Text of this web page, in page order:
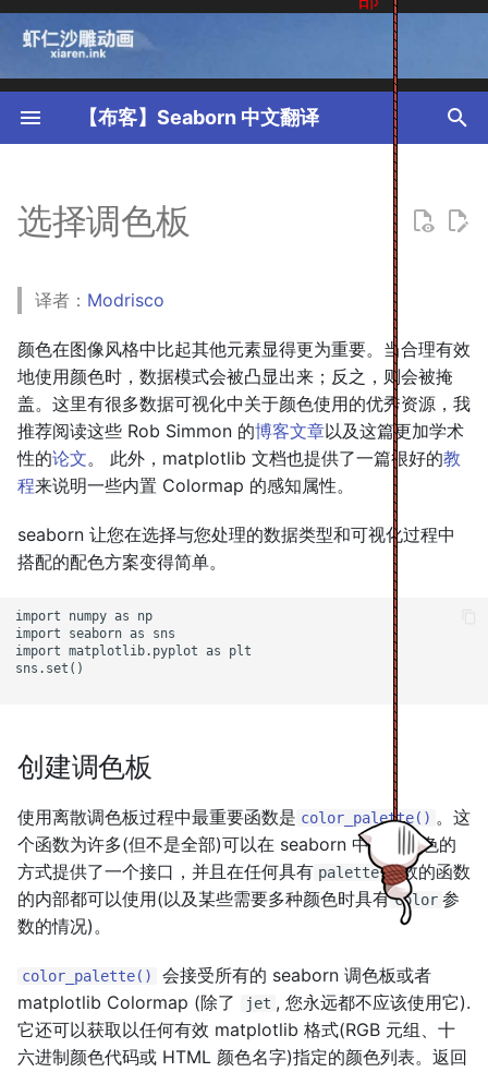
【布客】Seaborn 中文翻译
y
t
t
a
r
t
e
r
c
n
g
定性调色板
使用来自 xkcd color
survey 的颜色名字
顺序调色板
自定义调色板
发散调色板
自定义发散调色板
选择调色板
译者： Modrisco
颜色在图像风格中比起其他元素显得更为重要。当合理有效
地使用颜色时，数据模式会被凸显出来；反之，则会被掩
盖。这里有很多数据可视化中关于颜色使用的优秀资源，我
推荐阅读这些 Rob Simmon 的博客文章以及这篇更加学术
性的论文。 此外，matplotlib 文档也提供了一篇很好的教
程来说明一些内置 Colormap 的感知属性。
seaborn 让您在选择与您处理的数据类型和可视化过程中
搭配的配色方案变得简单。
import numpy as np
import seaborn as sns
import matplotlib.pyplot as plt
sns.set()
创建调色板
使用离散调色板过程中最重要函数是 color_palette() 。这
个函数为许多(但不是全部)可以在 seaborn 中生成颜色的
方式提供了一个接口，并且在任何具有 palette 参数的函数
的内部都可以使用(以及某些需要多种颜色时具有 color 参
数的情况)。
color_palette()
会接受所有的 seaborn 调色板或者
matplotlib Colormap (除了
jet , 您永远都不应该使用它).
它还可以获取以任何有效 matplotlib 格式(RGB 元组、十
六进制颜色代码或 HTML 颜色名字)指定的颜色列表。返回